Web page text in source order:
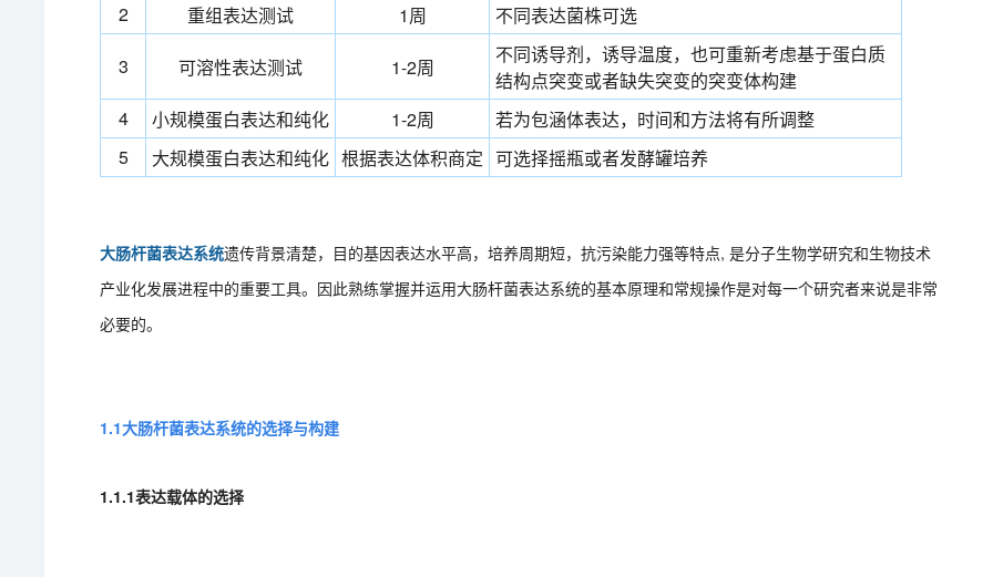
2
重组表达测试 1周
不同表达菌株可选
3
可溶性表达测试 1-2周
不同诱导剂，诱导温度，也可重新考虑基于蛋白质
结构点突变或者缺失突变的突变体构建
4
小规模蛋白表达和纯化 1-2周
若为包涵体表达，时间和方法将有所调整
5
大规模蛋白表达和纯化 根据表达体积商定 可选择摇瓶或者发酵罐培养
大肠杆菌表达系统遗传背景清楚，目的基因表达水平高，培养周期短，抗污染能力强等特点, 是分子生物学研究和生物技术
产业化发展进程中的重要工具。因此熟练掌握并运用大肠杆菌表达系统的基本原理和常规操作是对每一个研究者来说是非常
必要的。
1.1大肠杆菌表达系统的选择与构建
1.1.1表达载体的选择